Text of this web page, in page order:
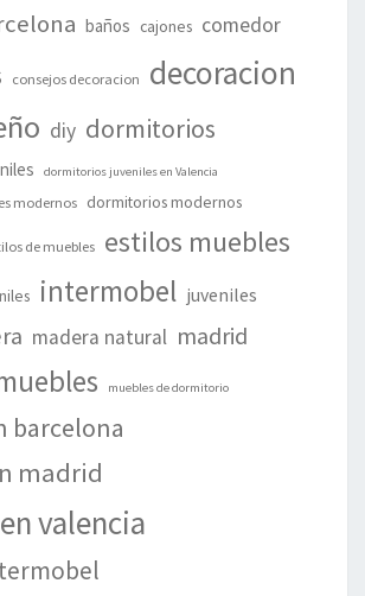
baños cajones comedor
consejos decoracion decoracion
diy dormitorios
dormitorios juveniles en Valencia
modernos dormitorios modernos
de muebles estilos muebles
intermobel juveniles
madera natural madrid
muebles de dormitorio
barcelona
madrid
valencia